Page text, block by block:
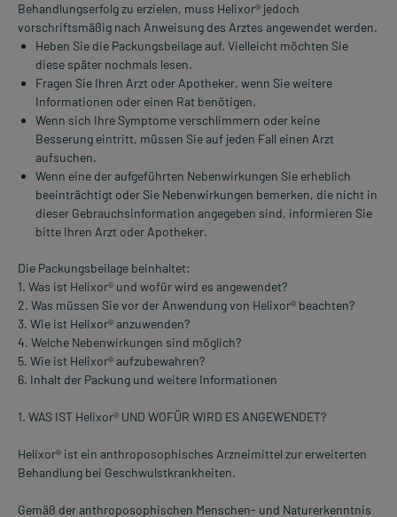
Behandlungserfolg zu erzielen, muss Helixor® jedoch
vorschriftsmäßig nach Anweisung des Arztes angewendet werden.
Heben Sie die Packungsbeilage auf. Vielleicht möchten Sie
diese später nochmals lesen.
Fragen Sie Ihren Arzt oder Apotheker, wenn Sie weitere
Informationen oder einen Rat benötigen.
Wenn sich Ihre Symptome verschlimmern oder keine
Besserung eintritt, müssen Sie auf jeden Fall einen Arzt
aufsuchen.
Wenn eine der aufgeführten Nebenwirkungen Sie erheblich
beeinträchtigt oder Sie Nebenwirkungen bemerken, die nicht in
dieser Gebrauchsinformation angegeben sind, informieren Sie
bitte Ihren Arzt oder Apotheker.
Die Packungsbeilage beinhaltet:
1. Was ist Helixor® und wofür wird es angewendet?
2. Was müssen Sie vor der Anwendung von Helixor® beachten?
3. Wie ist Helixor® anzuwenden?
4. Welche Nebenwirkungen sind möglich?
5. Wie ist Helixor® aufzubewahren?
6. Inhalt der Packung und weitere Informationen
1. WAS IST Helixor® UND WOFÜR WIRD ES ANGEWENDET?
Helixor® ist ein anthroposophisches Arzneimittel zur erweiterten
Behandlung bei Geschwulstkrankheiten.
Gemäß der anthroposophischen Menschen- und Naturerkenntnis